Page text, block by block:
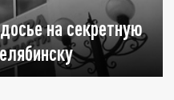
на секретную